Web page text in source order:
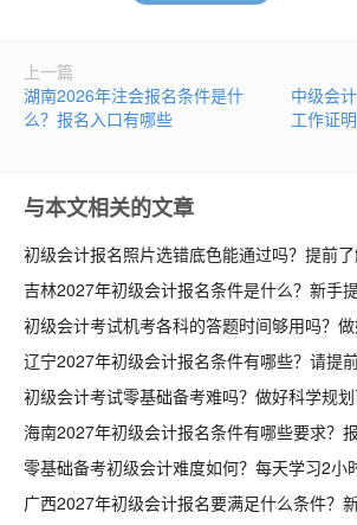
上一篇
湖南2026年注会报名条件是什
么？报名入口有哪些
中级会
工作证
与本文相关的文章
初级会计报名照片选错底色能通过吗？提前
吉林2027年初级会计报名条件是什么？新手
辽宁2027年初级会计报名条件有哪些？请提
初级会计考试零基础备考难吗？做好科学规
海南2027年初级会计报名条件有哪些要求？
零基础备考初级会计难度如何？每天学习2小
广西2027年初级会计报名要满足什么条件？